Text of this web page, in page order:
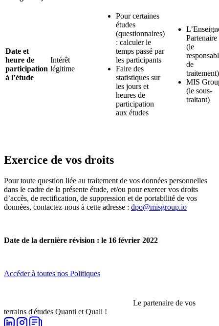
Date et
heure de
participation
à l’étude
Intérêt
légitime
Pour certaines
études
(questionnaires)
: calculer le
temps passé par
les participants
Faire des
statistiques sur
les jours et
heures de
participation
aux études
Partenaire
(le
de
traitement)
MIS
(le sous-
traitant)
Exercice de vos droits
Pour toute question liée au traitement de vos données personnelles
dans le cadre de la présente étude, et/ou pour exercer vos droits
d’accès, de rectification, de suppression et de portabilité de vos
données, contactez-nous à cette adresse : dpo@misgroup.io
Date de la dernière révision : le 16 février 2022
Accéder à toutes nos Politiques
Le partenaire de vos
terrains d'études Quanti et Quali !